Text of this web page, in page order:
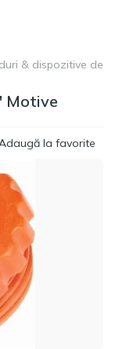
& dispozitive de
Motive
la favorite